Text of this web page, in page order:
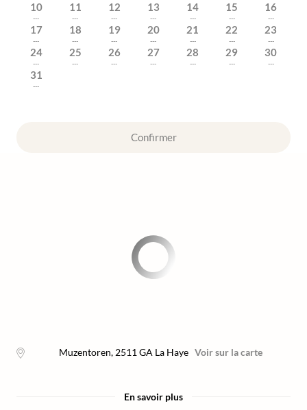
10
---
11
---
12
---
13
---
14
---
15
---
16
---
17
---
18
---
19
---
20
---
21
---
22
---
23
---
24
---
25
---
26
---
27
---
28
---
29
---
30
---
31
---
Confirmer
Muzentoren, 2511 GA La Haye Voir sur la carte
En savoir plus